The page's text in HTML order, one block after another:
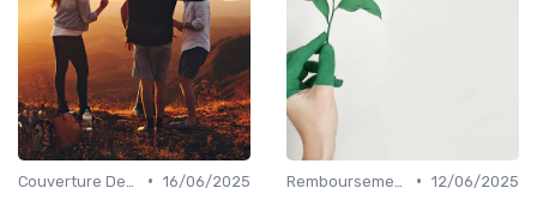
• 16/06/2025
• 12/06/2025